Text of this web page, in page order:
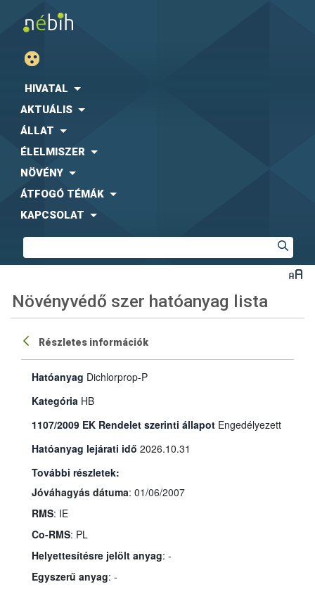
HIVATAL
AKTUÁLIS
ÁLLAT
ÉLELMISZER
NÖVÉNY
ÁTFOGÓ TÉMÁK
KAPCSOLAT
Növényvédő szer hatóanyag lista
Részletes információk
Hatóanyag Dichlorprop-P
Kategória HB
1107/2009 EK Rendelet szerinti állapot Engedélyezett
Hatóanyag lejárati idő 2026.10.31
További részletek:
Jóváhagyás dátuma: 01/06/2007
RMS: IE
Co-RMS: PL
Helyettesítésre jelölt anyag: -
Egyszerű anyag: -